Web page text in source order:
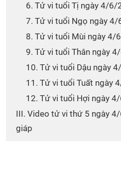
6. Tử vi tuổi Tị ngày 4/6/
7. Tử vi tuổi Ngọ ngày
8. Tử vi tuổi Mùi ngày 4/
9. Tử vi tuổi Thân ngày
10. Tử vi tuổi Dậu ngày
11. Tử vi tuổi Tuất ngày
12. Tử vi tuổi Hợi ngày
III. Video tử vi thứ 5 ngày
giáp